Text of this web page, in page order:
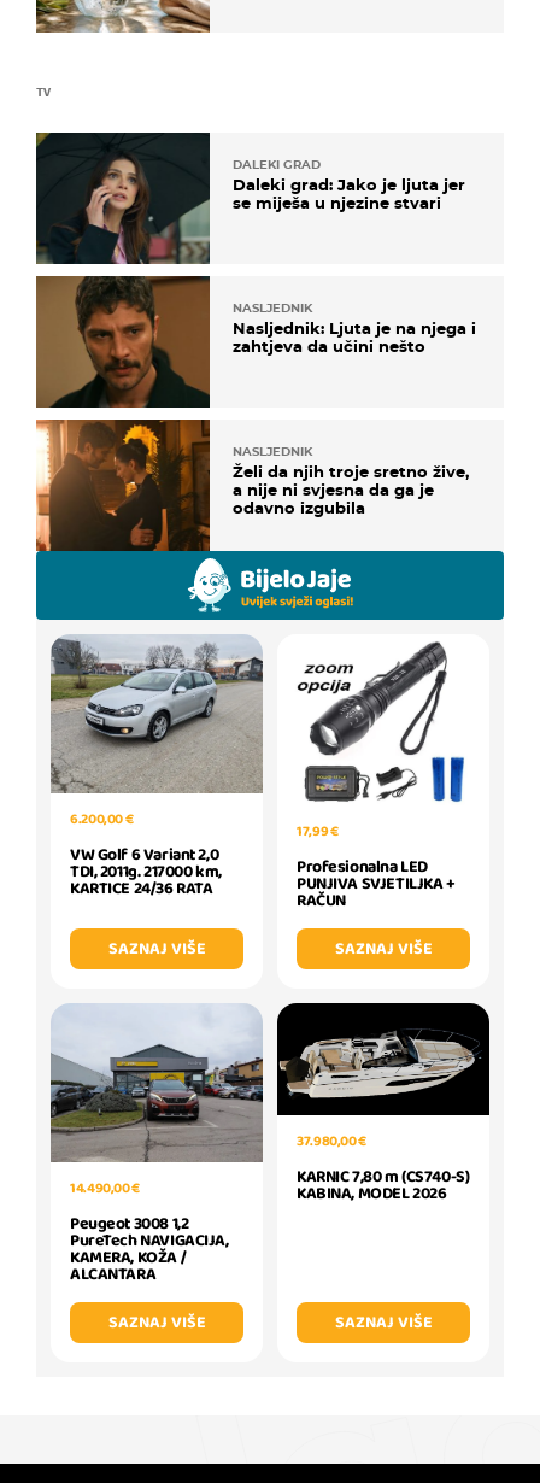
TV
DALEKI GRAD
Daleki grad: Jako je ljuta jer
se miješa u njezine stvari
NASLJEDNIK
Nasljednik: Ljuta je na njega i
zahtjeva da učini nešto
NASLJEDNIK
Želi da njih troje sretno žive,
a nije ni svjesna da ga je
odavno izgubila
6.200,00 €
VW Golf 6 Variant 2,0
TDI, 2011g. 217000 km,
KARTICE 24/36 RATA
SAZNAJ VIŠE
17,99 €
Profesionalna LED
PUNJIVA SVJETILJKA +
RAČUN
SAZNAJ VIŠE
14.490,00 €
Peugeot 3008 1,2
PureTech NAVIGACIJA,
KAMERA, KOŽA /
ALCANTARA
SAZNAJ VIŠE
37.980,00 €
KARNIC 7,80 m (CS740-S)
KABINA, MODEL 2026
SAZNAJ VIŠE